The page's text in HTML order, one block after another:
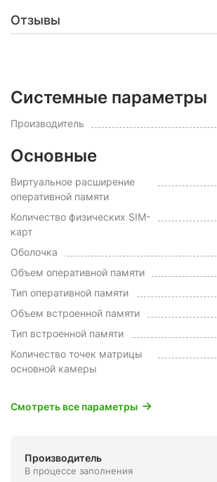
Отзывы
Системные параметры
Производитель
Основные
Виртуальное расширение
оперативной памяти
Количество физических SIM-
карт
Оболочка
Объем оперативной памяти
Тип оперативной памяти
Объем встроенной памяти
Тип встроенной памяти
Количество точек матрицы
основной камеры
Смотреть все параметры
Производитель
В процессе заполнения